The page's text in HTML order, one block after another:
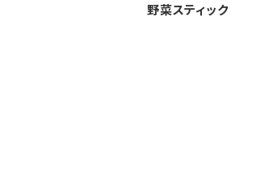
野菜スティック